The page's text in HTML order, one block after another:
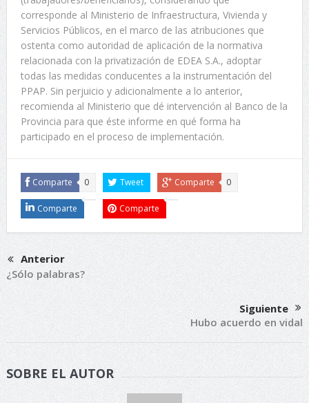
corresponde al Ministerio de Infraestructura, Vivienda y
Servicios Públicos, en el marco de las atribuciones que
ostenta como autoridad de aplicación de la normativa
relacionada con la privatización de EDEA S.A., adoptar
todas las medidas conducentes a la instrumentación del
PPAP. Sin perjuicio y adicionalmente a lo anterior,
recomienda al Ministerio que dé intervención al Banco de la
Provincia para que éste informe en qué forma ha
participado en el proceso de implementación.
Comparte 0 Tweet Comparte 0
Comparte Comparte
Anterior
¿Sólo palabras?
Siguiente
Hubo acuerdo en vidal
SOBRE EL AUTOR